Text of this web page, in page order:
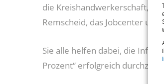
die Kreishandwerkerschaft,
Remscheid, das Jobcenter
Sie alle helfen dabei, die
Prozent“ erfolgreich